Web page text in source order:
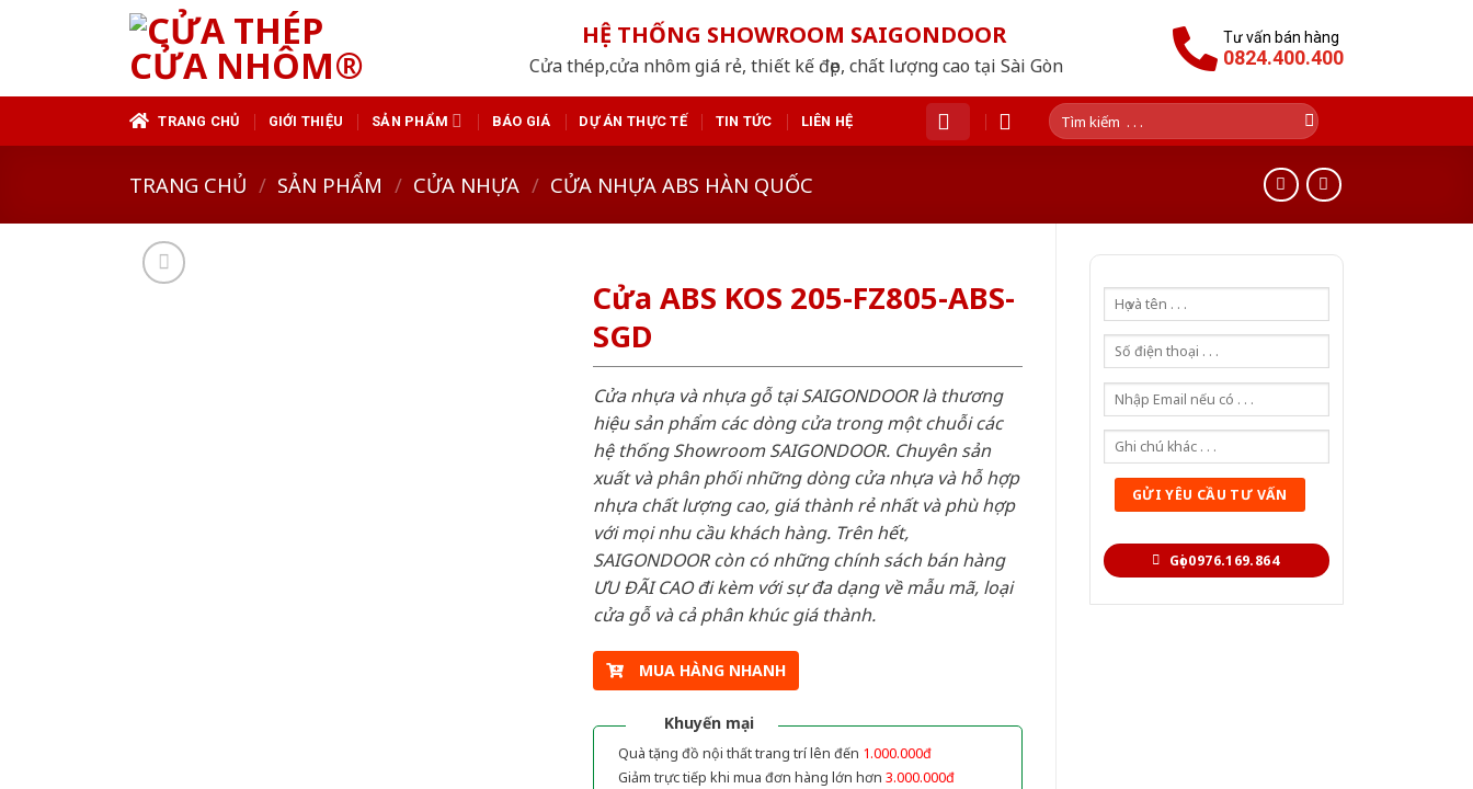
HỆ THỐNG SHOWROOM SAIGONDOOR
Cửa thép,cửa nhôm giá rẻ, thiết kế đẹp, chất lượng cao tại Sài Gòn
Tư vấn bán hàng
0824.400.400
TRANG CHỦ GIỚI THIỆU SẢN PHẨM BÁO GIÁ DỰ ÁN THỰC TẾ TIN TỨC LIÊN HỆ
Tìm
kiếm:
TRANG CHỦ / SẢN PHẨM / CỬA NHỰA / CỬA NHỰA ABS HÀN QUỐC
Gọi 0976.169.864
Cửa ABS KOS 205-FZ805-ABS-
SGD
Cửa nhựa và nhựa gỗ tại SAIGONDOOR là thương
hiệu sản phẩm các dòng cửa trong một chuỗi các
hệ thống Showroom SAIGONDOOR. Chuyên sản
xuất và phân phối những dòng cửa nhựa và hỗ hợp
nhựa chất lượng cao, giá thành rẻ nhất và phù hợp
với mọi nhu cầu khách hàng. Trên hết,
SAIGONDOOR còn có những chính sách bán hàng
ƯU ĐÃI CAO đi kèm với sự đa dạng về mẫu mã, loại
cửa gỗ và cả phân khúc giá thành.
MUA HÀNG NHANH
Khuyến mại
Quà tặng đồ nội thất trang trí lên đến 1.000.000đ
Giảm trực tiếp khi mua đơn hàng lớn hơn 3.000.000đ